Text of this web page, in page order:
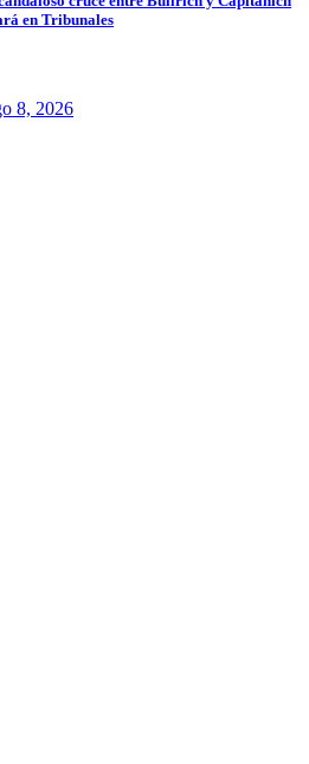
en Tribunales
8, 2026